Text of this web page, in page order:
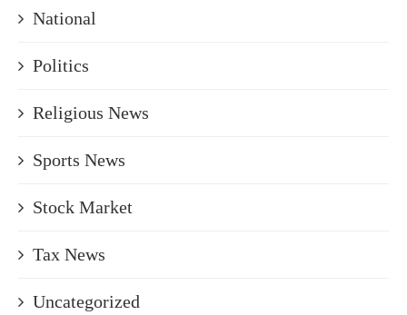
National
Politics
Religious News
Sports News
Stock Market
Tax News
Uncategorized